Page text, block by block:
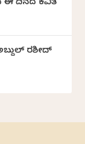
ಈ ದಿನದ ಕವಿತೆ
ರಶೀದ್‌